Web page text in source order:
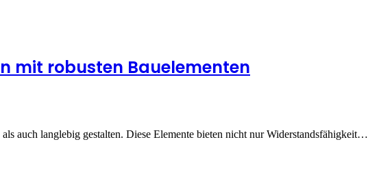
mit robusten Bauelementen
auch langlebig gestalten. Diese Elemente bieten nicht nur Widerstandsfähigkeit…